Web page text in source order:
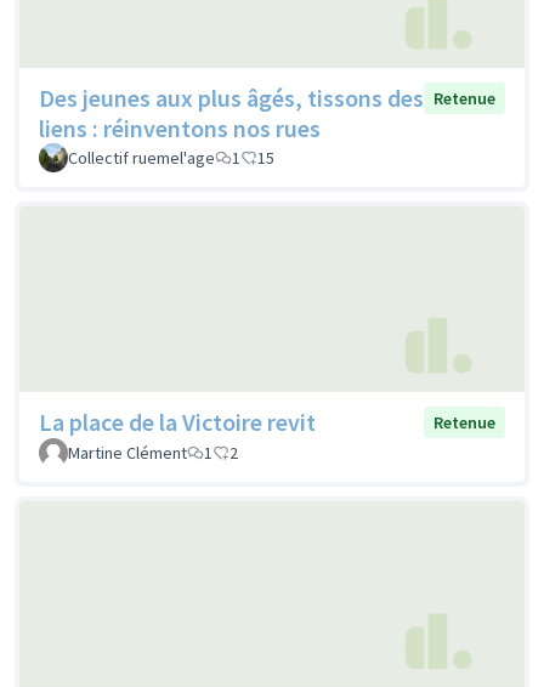
Des jeunes aux plus âgés, tissons des
liens : réinventons nos rues
Retenue
Collectif ruemel'age 1 15
La place de la Victoire revit
Retenue
Martine Clément
1 2